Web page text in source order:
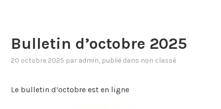
Bulletin d’octobre 2025
20 octobre 2025 par admin, publié dans non classé
Le bulletin d’octobre est en ligne